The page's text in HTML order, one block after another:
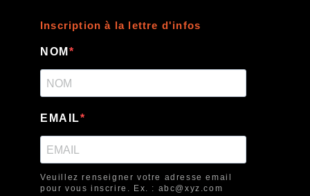
Inscription à la lettre d'infos
NOM
EMAIL
Veuillez renseigner votre adresse email
pour vous inscrire. Ex. : abc@xyz.com